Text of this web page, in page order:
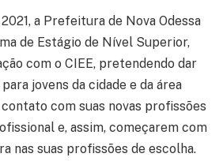
a Prefeitura de Nova Odessa
de Estágio de Nível Superior,
com o CIEE, pretendendo dar
jovens da cidade e da área
com suas novas profissões
e, assim, começarem com
nas suas profissões de escolha.